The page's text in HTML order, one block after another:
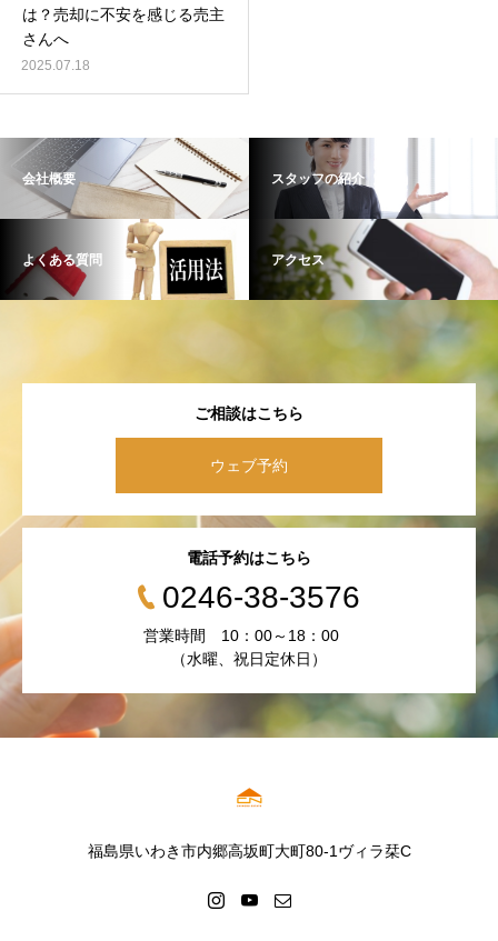
は？売却に不安を感じる売主
さんへ
2025.07.18
会社概要 スタッフの紹介
よくある質問 アクセス
ご相談はこちら
ウェブ予約
電話予約はこちら
0246-38-3576
営業時間 10：00～18：00
（水曜、祝日定休日）
福島県いわき市内郷高坂町大町80-1ヴィラ栞C